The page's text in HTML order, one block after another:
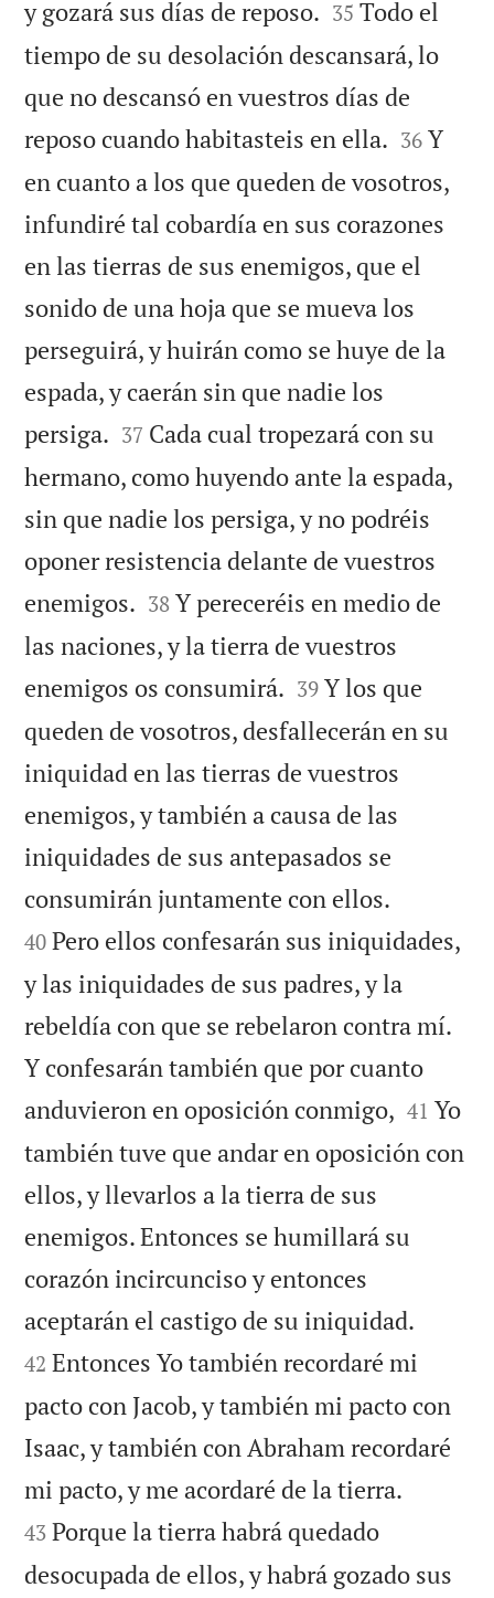
y gozará sus días de reposo. 

35 Todo el
tiempo de su desolación descansará, lo
que no descansó en vuestros días de
reposo cuando habitasteis en ella. 

36 Y
en cuanto a los que queden de vosotros,
infundiré tal cobardía en sus corazones
en las tierras de sus enemigos, que el
sonido de una hoja que se mueva los
perseguirá, y huirán como se huye de la
espada, y caerán sin que nadie los
persiga. 

37 Cada cual tropezará con su
hermano, como huyendo ante la espada,
sin que nadie los persiga, y no podréis
oponer resistencia delante de vuestros
enemigos. 

38 Y pereceréis en medio de
las naciones, y la tierra de vuestros
enemigos os consumirá. 

39 Y los que
queden de vosotros, desfallecerán en su
iniquidad en las tierras de vuestros
enemigos, y también a causa de las
iniquidades de sus antepasados se
consumirán juntamente con ellos.
40 Pero ellos confesarán sus iniquidades,
y las iniquidades de sus padres, y la
rebeldía con que se rebelaron contra mí.
Y confesarán también que por cuanto
anduvieron en oposición conmigo, 

41 Yo
también tuve que andar en oposición con
ellos, y llevarlos a la tierra de sus
enemigos. Entonces se humillará su
corazón incircunciso y entonces
aceptarán el castigo de su iniquidad.
42 Entonces Yo también recordaré mi
pacto con Jacob, y también mi pacto con
Isaac, y también con Abraham recordaré
mi pacto, y me acordaré de la tierra.
43 Porque la tierra habrá quedado
desocupada de ellos, y habrá gozado sus